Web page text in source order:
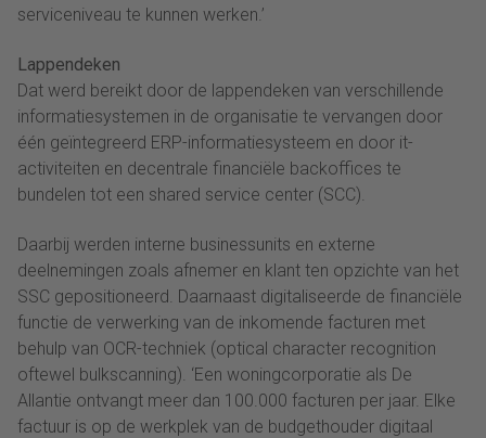
serviceniveau te kunnen werken.’
Lappendeken
Dat werd bereikt door de lappendeken van verschillende
informatiesystemen in de organisatie te vervangen door
één geïntegreerd ERP-informatiesysteem en door it-
activiteiten en decentrale financiële backoffices te
bundelen tot een shared service center (SCC).
Daarbij werden interne businessunits en externe
deelnemingen zoals afnemer en klant ten opzichte van het
SSC gepositioneerd. Daarnaast digitaliseerde de financiële
functie de verwerking van de inkomende facturen met
behulp van OCR-techniek (optical character recognition
oftewel bulkscanning). ‘Een woningcorporatie als De
Allantie ontvangt meer dan 100.000 facturen per jaar. Elke
factuur is op de werkplek van de budgethouder digitaal